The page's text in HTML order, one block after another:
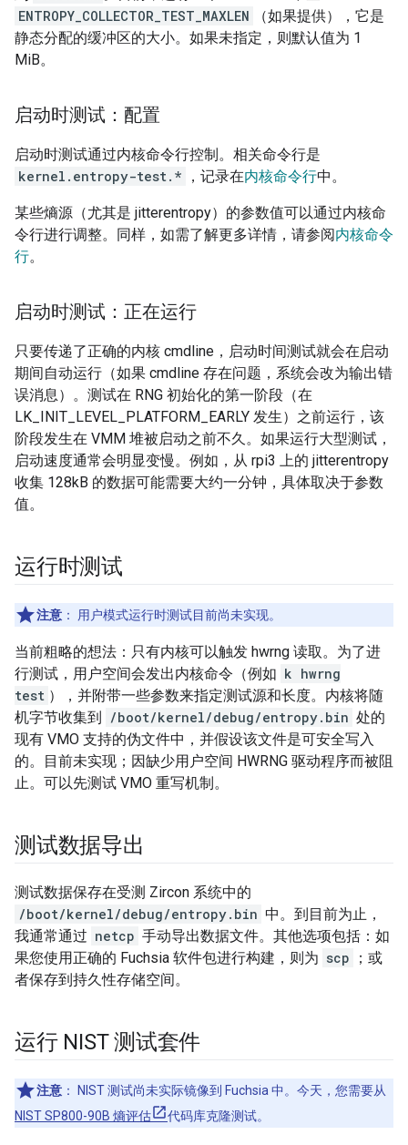
ENTROPY_COLLECTOR_TEST_MAXLEN
（如果提供），它是
静态分配的缓冲区的大小。如果未指定，则默认值为 1
MiB。
启动时测试：配置
启动时测试通过内核命令行控制。相关命令行是
kernel.entropy-test.*
，记录在内核命令行中。
某些熵源（尤其是 jitterentropy）的参数值可以通过内核命
令行进行调整。同样，如需了解更多详情，请参阅内核命令
行。
启动时测试：正在运行
只要传递了正确的内核 cmdline，启动时间测试就会在启动
期间自动运行（如果 cmdline 存在问题，系统会改为输出错
误消息）。测试在 RNG 初始化的第一阶段（在
LK_INIT_LEVEL_PLATFORM_EARLY 发生）之前运行，该
阶段发生在 VMM 堆被启动之前不久。如果运行大型测试，
启动速度通常会明显变慢。例如，从 rpi3 上的 jitterentropy
收集 128kB 的数据可能需要大约一分钟，具体取决于参数
值。
运行时测试
注意 ： 用户模式运行时测试目前尚未实现。
当前粗略的想法：只有内核可以触发 hwrng 读取。为了进
行测试，用户空间会发出内核命令（例如 k hwrng
test ），并附带一些参数来指定测试源和长度。内核将随
机字节收集到 /boot/kernel/debug/entropy.bin 处的
现有 VMO 支持的伪文件中，并假设该文件是可安全写入
的。目前未实现；因缺少用户空间 HWRNG 驱动程序而被阻
止。可以先测试 VMO 重写机制。
测试数据导出
测试数据保存在受测 Zircon 系统中的
/boot/kernel/debug/entropy.bin 中。到目前为止，
我通常通过 netcp 手动导出数据文件。其他选项包括：如
果您使用正确的 Fuchsia 软件包进行构建，则为 scp
；或
者保存到持久性存储空间。
运行 NIST 测试套件
注意 ：
NIST 测试尚未实际镜像到 Fuchsia 中。今天，您需要从
NIST SP800-90B 熵评估
代码库克隆测试。